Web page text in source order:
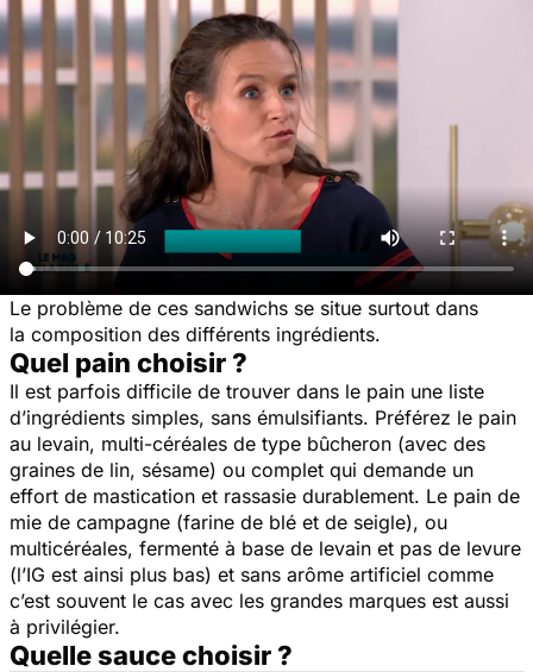
Le problème de ces sandwichs se situe surtout dans
la composition des différents ingrédients.
Quel pain choisir ?
Il est parfois difficile de trouver dans le pain une liste
d’ingrédients simples, sans émulsifiants. Préférez le pain
au levain, multi-céréales de type bûcheron (avec des
graines de lin, sésame) ou complet qui demande un
effort de mastication et rassasie durablement. Le pain de
mie de campagne (farine de blé et de seigle), ou
multicéréales, fermenté à base de levain et pas de levure
(l’IG est ainsi plus bas) et sans arôme artificiel comme
c’est souvent le cas avec les grandes marques est aussi
à privilégier.
Quelle sauce choisir ?